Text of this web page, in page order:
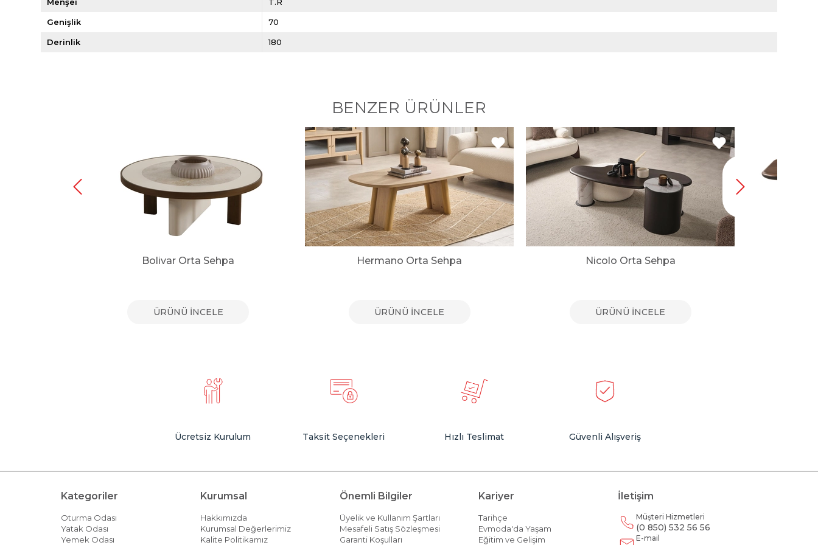
Genişlik 70
Derinlik 180
BENZER ÜRÜNLER
Bolivar Orta Sehpa
ÜRÜNÜ İNCELE
Hermano Orta Sehpa
ÜRÜNÜ İNCELE
Nicolo Orta Sehpa
ÜRÜNÜ İNCELE
Ücretsiz Kurulum Taksit Seçenekleri Hızlı Teslimat Güvenli Alışveriş
Kategoriler
Oturma Odası
Yatak Odası
Yemek Odası
Kurumsal
Hakkımızda
Kurumsal Değerlerimiz
Kalite Politikamız
Önemli Bilgiler
Üyelik ve Kullanım Şartları
Mesafeli Satış Sözleşmesi
Garanti Koşulları
Kariyer
Tarihçe
Evmoda'da Yaşam
Eğitim ve Gelişim
İletişim
Müşteri Hizmetleri
(0 850) 532 56 56
E-mail